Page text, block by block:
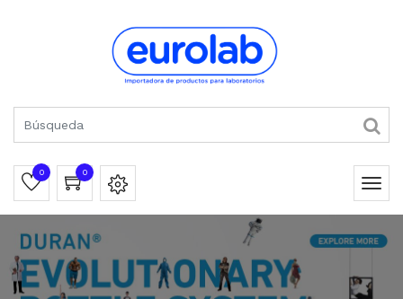
0 0